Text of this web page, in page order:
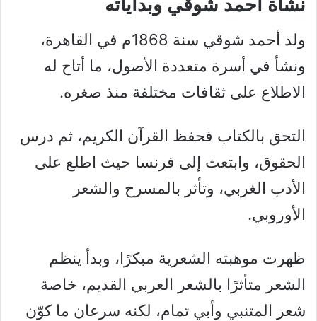
ولد أحمد شوقي سنة 1868م في القاهرة،
ونشأ في أسرة متعددة الأصول، ما أتاح له
الاطلاع على ثقافات مختلفة منذ صغره.
التحق بالكتاب فحفظ القرآن الكريم، ثم درس
الحقوق، وابتعث إلى فرنسا حيث اطلع على
الأدب الغربي، وتأثر بالمسرح والشعر
الأوروبي.
ظهرت موهبته الشعرية مبكرًا، وبدأ ينظم
الشعر متأثرًا بالشعر العربي القديم، خاصة
شعر المتنبي وأبي تمام، لكنه سرعان ما كوّن